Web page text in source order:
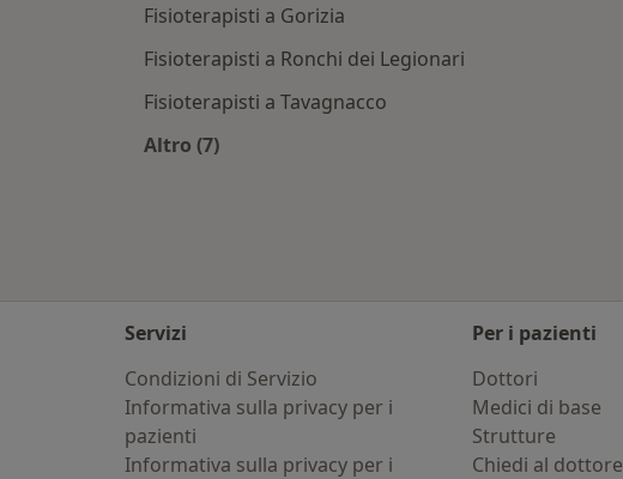
Fisioterapisti a Gorizia
Fisioterapisti a Ronchi dei Legionari
Fisioterapisti a Tavagnacco
Altro (7)
Servizi
Condizioni di Servizio
Informativa sulla privacy per i
pazienti
Informativa sulla privacy per i
Per i pazienti
Dottori
Medici di base
Strutture
Chiedi al dottore